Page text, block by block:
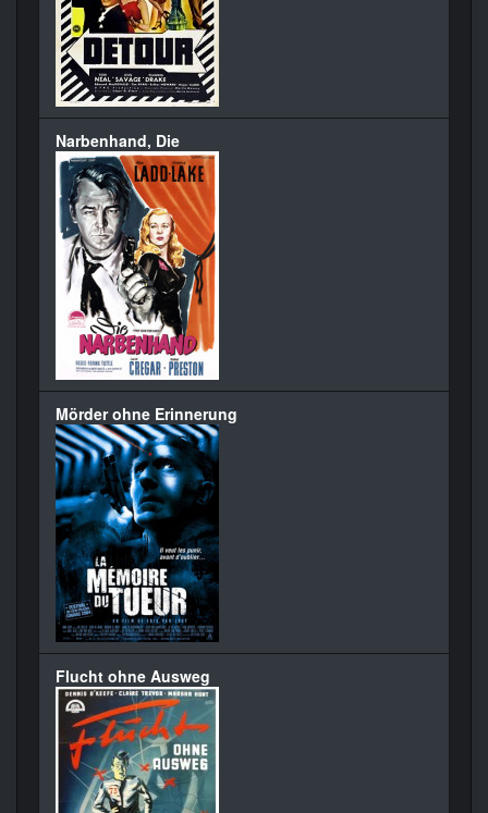
Narbenhand, Die
Mörder ohne Erinnerung
Flucht ohne Ausweg